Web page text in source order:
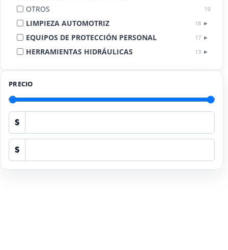
OTROS 19
LIMPIEZA AUTOMOTRIZ 18
EQUIPOS DE PROTECCIÓN PERSONAL 17
HERRAMIENTAS HIDRÁULICAS 13
PRECIO
$
$